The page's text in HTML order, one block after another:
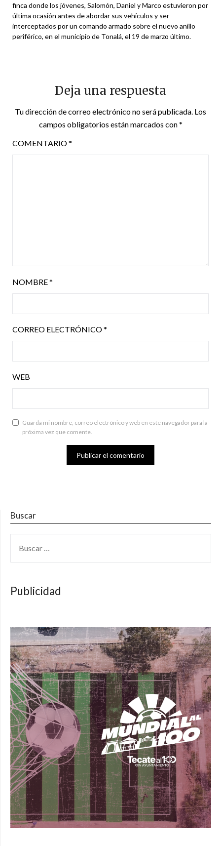
finca donde los jóvenes, Salomón, Daniel y Marco estuvieron por
última ocasión antes de abordar sus vehículos y ser
interceptados por un comando armado sobre el nuevo anillo
periférico, en el municipio de Tonalá, el 19 de marzo último.
Deja una respuesta
Tu dirección de correo electrónico no será publicada. Los
campos obligatorios están marcados con*
COMENTARIO*
NOMBRE*
CORREO ELECTRÓNICO*
WEB
Guarda mi nombre, correo electrónico y web en este navegador para la
próxima vez que comente.
Buscar
Publicidad